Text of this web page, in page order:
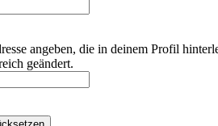
angeben, die in deinem Profil
geändert.